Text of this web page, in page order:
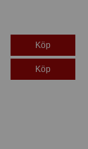
Köp
Köp